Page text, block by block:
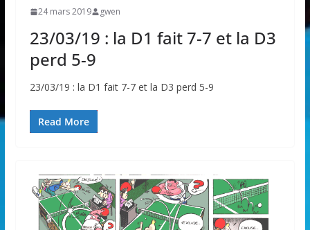
24 mars 2019 gwen
23/03/19 : la D1 fait 7-7 et la D3
perd 5-9
23/03/19 : la D1 fait 7-7 et la D3 perd 5-9
Read More